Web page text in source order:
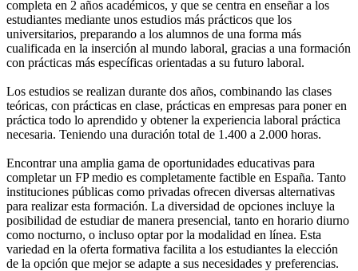
completa en 2 años académicos, y que se centra en enseñar a los
estudiantes mediante unos estudios más prácticos que los
universitarios, preparando a los alumnos de una forma más
cualificada en la inserción al mundo laboral, gracias a una formación
con prácticas más específicas orientadas a su futuro laboral.
Los estudios se realizan durante dos años, combinando las clases
teóricas, con prácticas en clase, prácticas en empresas para poner en
práctica todo lo aprendido y obtener la experiencia laboral práctica
necesaria. Teniendo una duración total de 1.400 a 2.000 horas.
Encontrar una amplia gama de oportunidades educativas para
completar un FP medio es completamente factible en España. Tanto
instituciones públicas como privadas ofrecen diversas alternativas
para realizar esta formación. La diversidad de opciones incluye la
posibilidad de estudiar de manera presencial, tanto en horario diurno
como nocturno, o incluso optar por la modalidad en línea. Esta
variedad en la oferta formativa facilita a los estudiantes la elección
de la opción que mejor se adapte a sus necesidades y preferencias.